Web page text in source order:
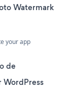
Watermark
your app
de